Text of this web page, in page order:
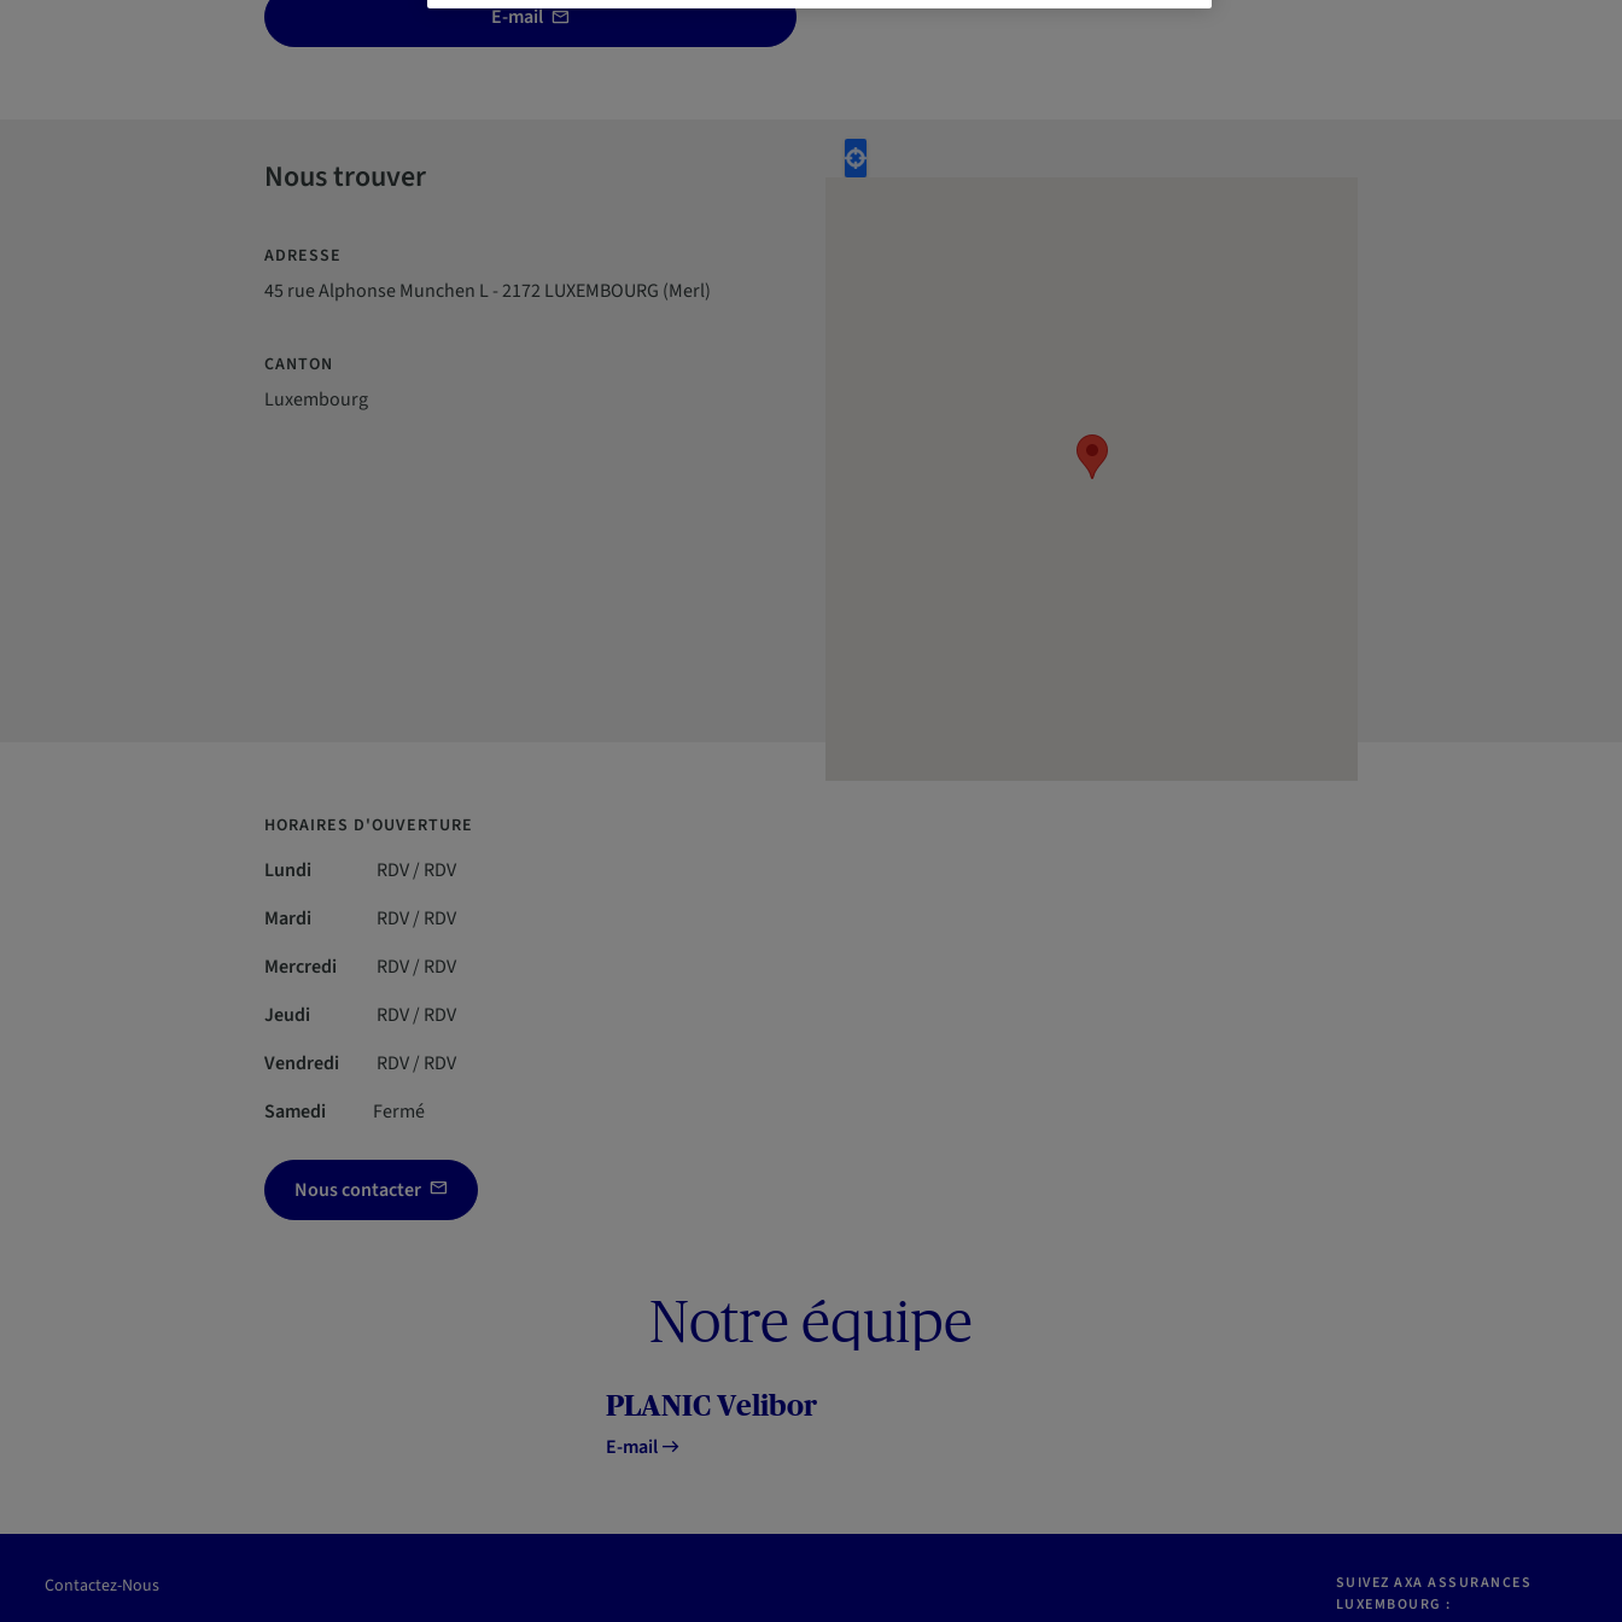
E-mail
Nous trouver
ADRESSE
45 rue Alphonse Munchen L - 2172 LUXEMBOURG (Merl)
CANTON
Luxembourg
HORAIRES D'OUVERTURE
Lundi
RDV / RDV
Mardi
RDV / RDV
Mercredi
RDV / RDV
Jeudi
RDV / RDV
Vendredi
RDV / RDV
Samedi
Fermé
Nous contacter
Notre équipe
PLANIC Velibor
E-mail
Contactez-Nous
SUIVEZ AXA ASSURANCES
LUXEMBOURG :